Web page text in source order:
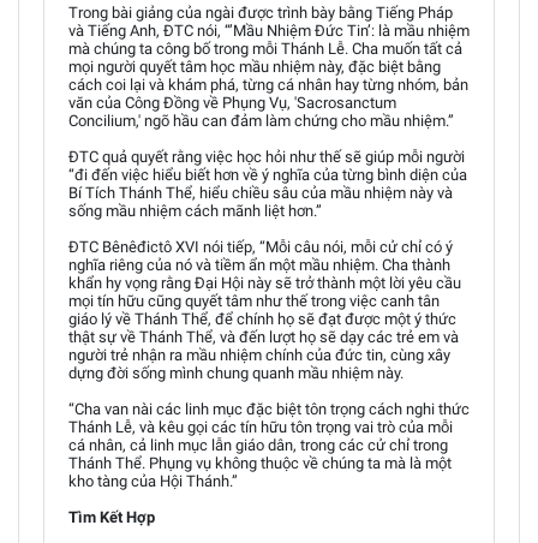
Trong bài giảng của ngài được trình bày bằng Tiếng Pháp
và Tiếng Anh, ĐTC nói, “’Mầu Nhiệm Đức Tin’: là mầu nhiệm
mà chúng ta công bố trong mỗi Thánh Lễ. Cha muốn tất cả
mọi người quyết tâm học mầu nhiệm này, đặc biệt bằng
cách coi lại và khám phá, từng cá nhân hay từng nhóm, bản
văn của Công Đồng về Phụng Vụ, 'Sacrosanctum
Concilium,' ngõ hầu can đảm làm chứng cho mầu nhiệm.”
ĐTC quả quyết rằng việc học hỏi như thế sẽ giúp mỗi người
“đi đến việc hiểu biết hơn về ý nghĩa của từng bình diện của
Bí Tích Thánh Thể, hiểu chiều sâu của mầu nhiệm này và
sống mầu nhiệm cách mãnh liệt hơn.”
ĐTC Bênêđictô XVI nói tiếp, “Mỗi câu nói, mỗi cử chỉ có ý
nghĩa riêng của nó và tiềm ẩn một mầu nhiệm. Cha thành
khẩn hy vọng rằng Đại Hội này sẽ trở thành một lời yêu cầu
mọi tín hữu cũng quyết tâm như thế trong việc canh tân
giáo lý về Thánh Thể, để chính họ sẽ đạt được một ý thức
thật sự về Thánh Thể, và đến lượt họ sẽ dạy các trẻ em và
người trẻ nhận ra mầu nhiệm chính của đức tin, cùng xây
dựng đời sống mình chung quanh mầu nhiệm này.
“Cha van nài các linh mục đặc biệt tôn trọng cách nghi thức
Thánh Lễ, và kêu gọi các tín hữu tôn trọng vai trò của mỗi
cá nhân, cả linh mục lẫn giáo dân, trong các cử chỉ trong
Thánh Thể. Phụng vụ không thuộc về chúng ta mà là một
kho tàng của Hội Thánh.”
Tìm Kết Hợp